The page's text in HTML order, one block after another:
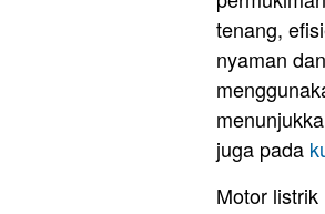
tenang,
nyaman
juga pada
Motor